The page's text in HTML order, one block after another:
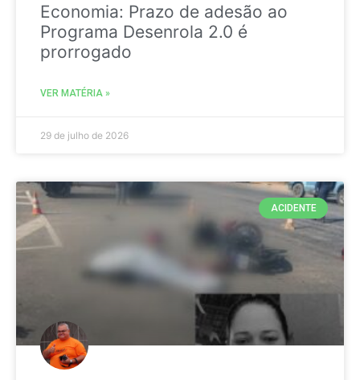
Economia: Prazo de adesão ao
Programa Desenrola 2.0 é
prorrogado
VER MATÉRIA »
29 de julho de 2026
ACIDENTE